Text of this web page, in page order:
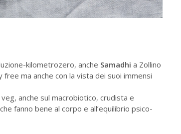
kilometrozero, anche Samadhi a Zollino
ma anche con la vista dei suoi immensi
anche sul macrobiotico, crudista e
fanno bene al corpo e all’equilibrio psico-